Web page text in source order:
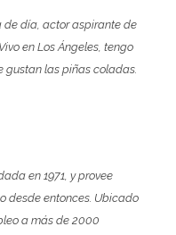
de día, actor aspirante de
en Los Ángeles, tengo
gustan las piñas coladas.
en 1971, y provee
desde entonces. Ubicado
a más de 2000